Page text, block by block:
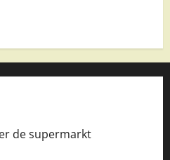
de supermarkt